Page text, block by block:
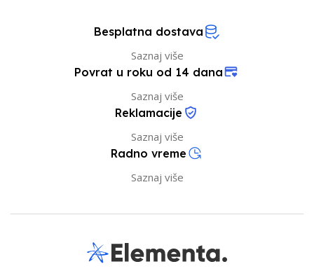
Besplatna dostava
Saznaj više
Povrat u roku od 14 dana
Saznaj više
Reklamacije
Saznaj više
Radno vreme
Saznaj više